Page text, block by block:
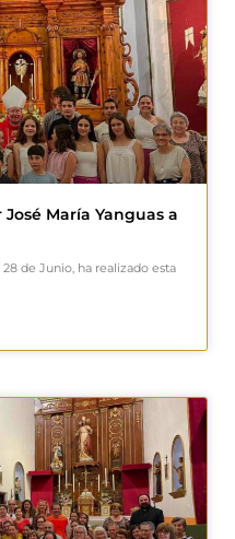
María Yanguas a
de Junio, ha realizado esta